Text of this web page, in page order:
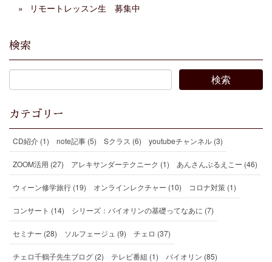
リモートレッスン生 募集中
検索
カテゴリー
CD紹介 (1) note記事 (5) Sクラス (6) youtubeチャンネル (3)
ZOOM活用 (27) アレキサンダーテクニーク (1) あんさんぶるえこー (46)
ウィーン修学旅行 (19) オンラインレクチャー (10) コロナ対策 (1)
コンサート (14) シリーズ：バイオリンの基礎ってなあに (7)
セミナー (28) ソルフェージュ (9) チェロ (37)
チェロ千鶴子先生ブログ (2) テレビ番組 (1) バイオリン (85)